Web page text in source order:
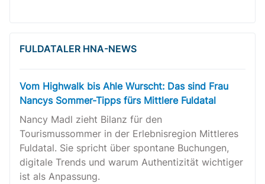
FULDATALER HNA-NEWS
Vom Highwalk bis Ahle Wurscht: Das sind Frau
Nancys Sommer-Tipps fürs Mittlere Fuldatal
Nancy Madl zieht Bilanz für den
Tourismussommer in der Erlebnisregion Mittleres
Fuldatal. Sie spricht über spontane Buchungen,
digitale Trends und warum Authentizität wichtiger
ist als Anpassung.